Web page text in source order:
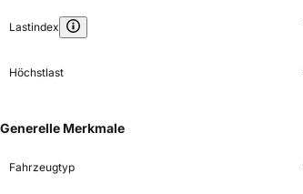
Lastindex
Höchstlast
Generelle Merkmale
Fahrzeugtyp